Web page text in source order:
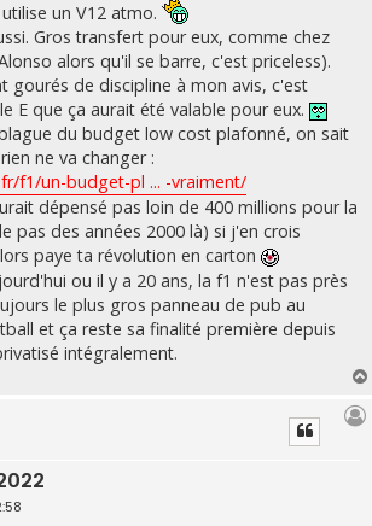
un V12 atmo.
Gros transfert pour eux, comme chez
alors qu'il se barre, c'est priceless).
gourés de discipline à mon avis, c'est
E que ça aurait été valable pour eux.
du budget low cost plafonné, on sait
ne va changer :
f1/un-budget-pl ... -vraiment/
dépensé pas loin de 400 millions pour la
pas des années 2000 là) si j'en crois
paye ta révolution en carton
ou il y a 20 ans, la f1 n'est pas près
le plus gros panneau de pub au
et ça reste sa finalité première depuis
intégralement.